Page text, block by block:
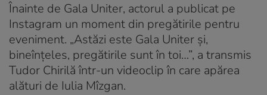
Înainte de Gala Uniter, actorul a publicat pe
Instagram un moment din pregătirile pentru
eveniment. „Astăzi este Gala Uniter și,
bineînțeles, pregătirile sunt în toi…”, a transmis
Tudor Chirilă într-un videoclip în care apărea
alături de Iulia Mîzgan.